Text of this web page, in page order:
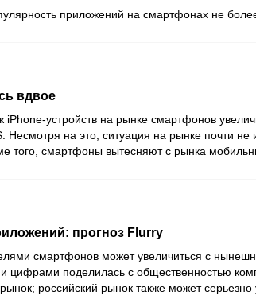
приложений на смартфонах не
вдвое
устройств на рынке смартфонов
Несмотря на это, ситуация на рынке почти не
того, смартфоны вытесняют с рынка
прогноз Flurry
смартфонов может увеличиться с
цифрами поделилась с общественностью
российский рынок также может серьезно